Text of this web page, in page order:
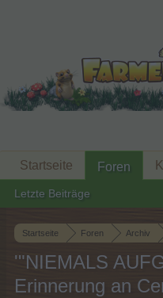
Startseite Foren Archiv
'"NIEMALS
Erinnerung an
Startseite Foren
Letzte Beiträge